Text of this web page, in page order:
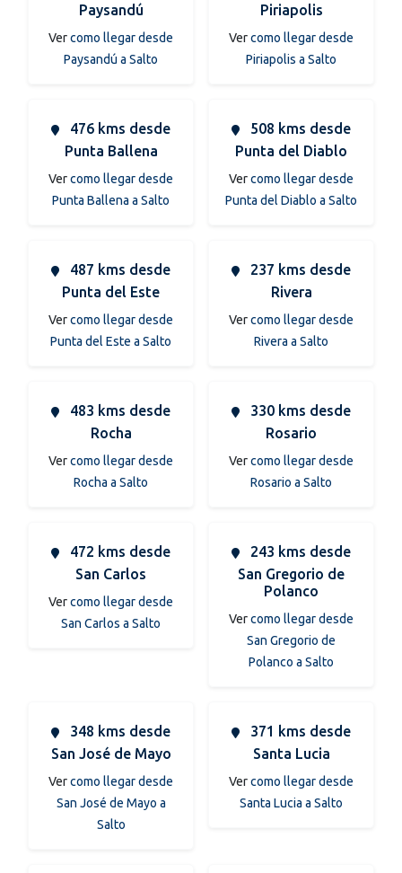
Paysandú
Vercomo llegar desde
Paysandú a Salto
Piriapolis
Vercomo llegar desde
Piriapolis a Salto
476 kms desde
Punta Ballena
Vercomo llegar desde
Punta Ballena a Salto
508 kms desde
Punta del Diablo
Vercomo llegar desde
Punta del Diablo a Salto
487 kms desde
Punta del Este
Vercomo llegar desde
Punta del Este a Salto
237 kms desde
Rivera
Vercomo llegar desde
Rivera a Salto
483 kms desde
Rocha
Vercomo llegar desde
Rocha a Salto
330 kms desde
Rosario
Vercomo llegar desde
Rosario a Salto
472 kms desde
San Carlos
Vercomo llegar desde
San Carlos a Salto
243 kms desde
San Gregorio de
Polanco
Vercomo llegar desde
San Gregorio de
Polanco a Salto
348 kms desde
San José de Mayo
Vercomo llegar desde
San José de Mayo a
Salto
371 kms desde
Santa Lucia
Vercomo llegar desde
Santa Lucia a Salto